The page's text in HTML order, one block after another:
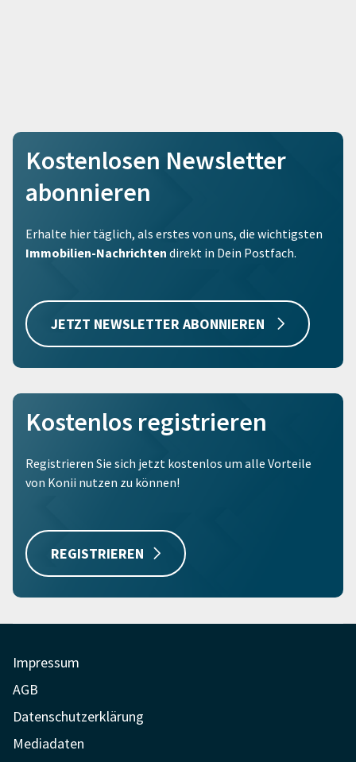
Kostenlosen Newsletter
abonnieren
Erhalte hier täglich, als erstes von uns, die wichtigsten
Immobilien-Nachrichten direkt in Dein Postfach.
JETZT NEWSLETTER ABONNIEREN
Kostenlos registrieren
Registrieren Sie sich jetzt kostenlos um alle Vorteile
von Konii nutzen zu können!
REGISTRIEREN
Impressum
AGB
Datenschutzerklärung
Mediadaten